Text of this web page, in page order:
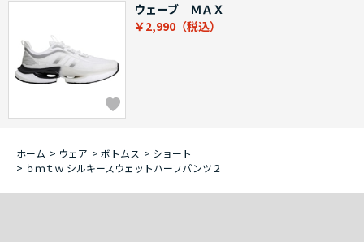
ウェーブ ＭＡＸ
￥2,990
ホーム > ウェア > ボトムス > ショート
> ｂｍｔｗ シルキースウェットハーフパンツ２